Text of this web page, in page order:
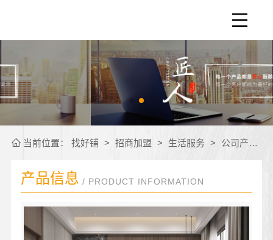
当前位置： 找好铺 > 招商加盟 > 生活服务 > 公司产品
产品信息 / PRODUCT INFORMATION